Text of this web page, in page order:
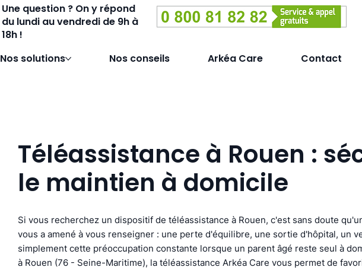
Une question ? On y répond
du lundi au vendredi de 9h à
18h !
Nos solutions Nos conseils Arkéa Care Contact
Téléassistance à Rouen :
le maintien à domicile
Si vous recherchez un dispositif de téléassistance à Rouen, c'est sans doute
vous a amené à vous renseigner : une perte d'équilibre, une sortie d'hôpital, un
simplement cette préoccupation constante lorsque un parent âgé reste seul à
à Rouen (76 - Seine-Maritime), la téléassistance Arkéa Care vous permet de